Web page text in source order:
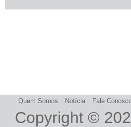
Quem Somos Notícia Fale
Copyright ©